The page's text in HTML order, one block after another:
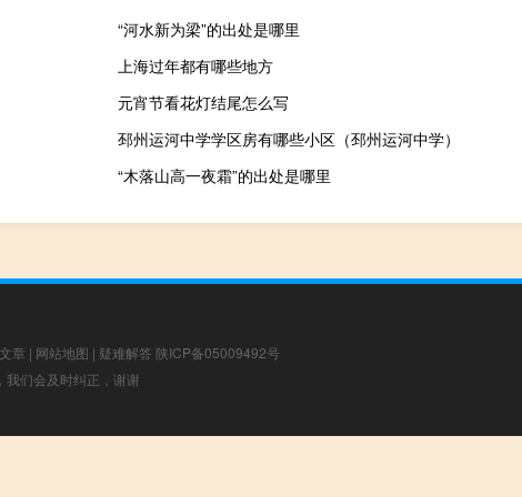
“河水新为梁”的出处是哪里
上海过年都有哪些地方
元宵节看花灯结尾怎么写
邳州运河中学学区房有哪些小区（邳州运河中学）
“木落山高一夜霜”的出处是哪里
章 | 网站地图 | 疑难解答 陕ICP备05009492号
们会及时纠正，谢谢